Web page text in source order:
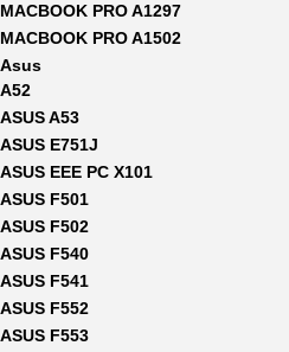
MACBOOK PRO A1297
MACBOOK PRO A1502
Asus
A52
ASUS A53
ASUS E751J
ASUS EEE PC X101
ASUS F501
ASUS F502
ASUS F540
ASUS F541
ASUS F552
ASUS F553